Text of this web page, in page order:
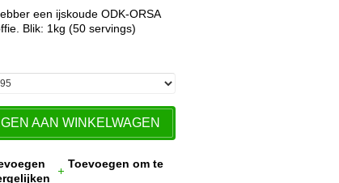
een ijskoude ODK-ORSA
Blik: 1kg (50 servings)
AAN WINKELWAGEN
Toevoegen om te